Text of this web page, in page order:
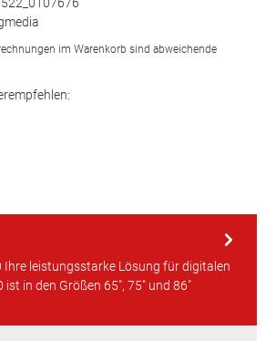
im Warenkorb sind abweichende
Ihre leistungsstarke Lösung für digitalen
ist in den Größen 65", 75" und 86"